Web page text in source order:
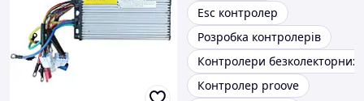
Esc контролер
Розробка контролерів
Контролери безколекторних
Контролер proove